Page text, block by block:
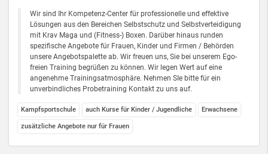
Wir sind Ihr Kompetenz-Center für professionelle und effektive
Lösungen aus den Bereichen Selbstschutz und Selbstverteidigung
mit Krav Maga und (Fitness-) Boxen. Darüber hinaus runden
spezifische Angebote für Frauen, Kinder und Firmen / Behörden
unsere Angebotspalette ab. Wir freuen uns, Sie bei unserem Ego-
freien Training begrüßen zu können. Wir legen Wert auf eine
angenehme Trainingsatmosphäre. Nehmen SIe bitte für ein
unverbindliches Probetraining Kontakt zu uns auf.
Kampfsportschule auch Kurse für Kinder / Jugendliche Erwachsene
zusätzliche Angebote nur für Frauen